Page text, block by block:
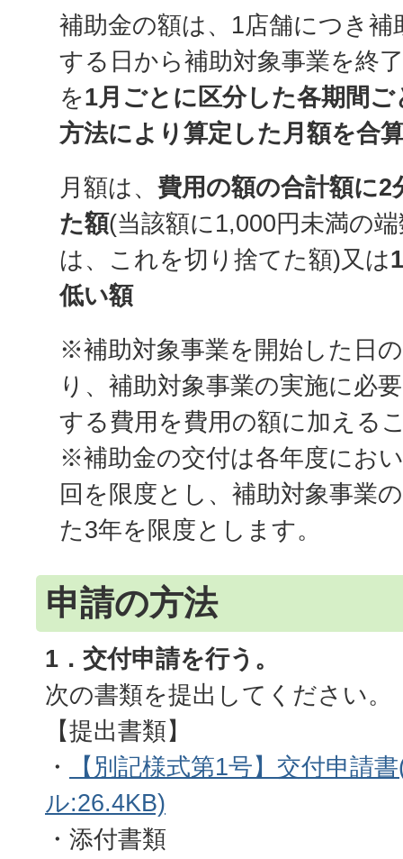
補助金の額は、1店舗につき補
する日から補助対象事業を終
を1月ごとに区分した各期間
方法により算定した月額を合
月額は、 費用の額の合計額に2
た額(当該額に1,000円未満の
は、これを切り捨てた額)又は
低い額
※補助対象事業を開始した日
り、補助対象事業の実施に必
する費用を費用の額に加える
※補助金の交付は各年度にお
回を限度とし、補助対象事業
た3年を限度とします。
申請の方法
1．交付申請を行う。
次の書類を提出してください。
【提出書類】
・
【別記様式第1号】交付申請
ル:26.4KB)
・添付書類